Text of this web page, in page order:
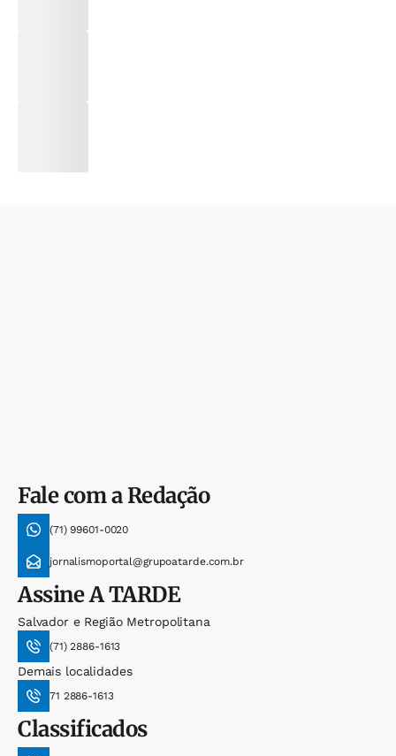
Fale com a Redação
(71) 99601-0020
jornalismoportal@grupoatarde.com.br
AssineA TARDE
Salvador e Região Metropolitana
(71) 2886-1613
Demais localidades
71 2886-1613
Classificados